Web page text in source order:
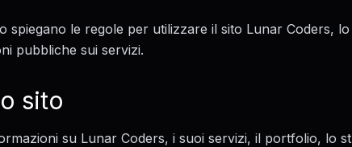
spiegano le regole per utilizzare il sito Lunar Coders,
pubbliche sui servizi.
sito
su Lunar Coders, i suoi servizi, il portfolio, lo